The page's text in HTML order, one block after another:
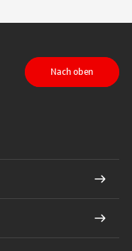
auf LinkedIn
Nach oben